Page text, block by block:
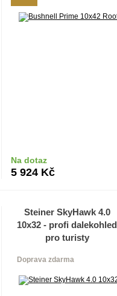
Na dotaz
5 924 Kč
Steiner SkyHawk 4.0
10x32 - profi dalekohled
pro turisty
Doprava zdarma